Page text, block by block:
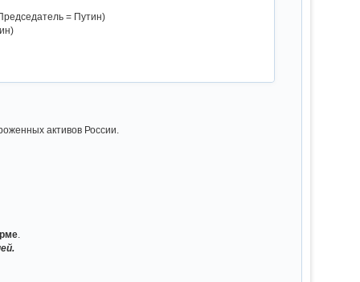
= Путин)
активов России.